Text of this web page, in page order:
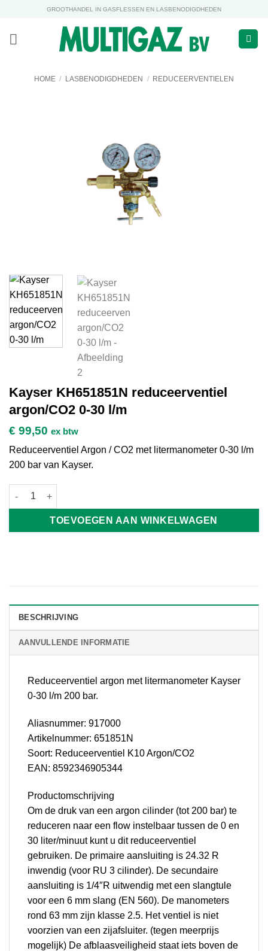
inhoud
GROOTHANDEL IN GASFLESSEN EN LASBENODIGDHEDEN
HOME / LASBENODIGDHEDEN / REDUCEERVENTIELEN
Kayser KH651851N reduceerventiel
argon/CO2 0-30 l/m
€ 99,50 ex btw
Reduceerventiel Argon / CO2 met litermanometer 0-30 l/m
200 bar van Kayser.
Kayser KH651851N reduceerventiel argon/CO2 0-30 l/m aantal
TOEVOEGEN AAN WINKELWAGEN
BESCHRIJVING
AANVULLENDE INFORMATIE
Reduceerventiel argon met litermanometer Kayser
0-30 l/m 200 bar.
Aliasnummer: 917000
Artikelnummer: 651851N
Soort: Reduceerventiel K10 Argon/CO2
EAN: 8592346905344
Productomschrijving
Om de druk van een argon cilinder (tot 200 bar) te
reduceren naar een flow instelbaar tussen de 0 en
30 liter/minuut kunt u dit reduceerventiel
gebruiken. De primaire aansluiting is 24.32 R
inwendig (voor RU 3 cilinder). De secundaire
aansluiting is 1/4″R uitwendig met een slangtule
voor een 6 mm slang (EN 560). De manometers
rond 63 mm zijn klasse 2.5. Het ventiel is niet
voorzien van een zijafsluiter. (tegen meerprijs
mogelijk) De afblaasveiligheid staat iets boven de